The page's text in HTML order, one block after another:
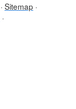
Sitemap